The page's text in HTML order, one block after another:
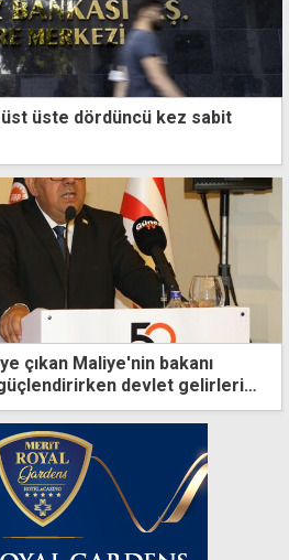
üste dördüncü kez sabit
çıkan Maliye'nin bakanı
devlet gelirlerini